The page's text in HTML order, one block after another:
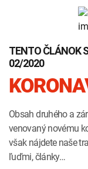
TENTO ČLÁNOK
02/2020
Obsah druhého a
venovaný novému
však nájdete naše
ľuďmi, články…